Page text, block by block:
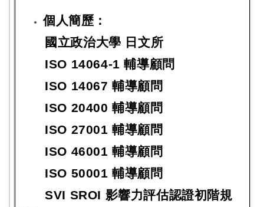
個人簡歷：
國立政治大學 日文所
ISO 14064-1 輔導顧問
ISO 14067 輔導顧問
ISO 20400 輔導顧問
ISO 27001 輔導顧問
ISO 46001 輔導顧問
ISO 50001 輔導顧問
SVI SROI 影響力評估認證初階規